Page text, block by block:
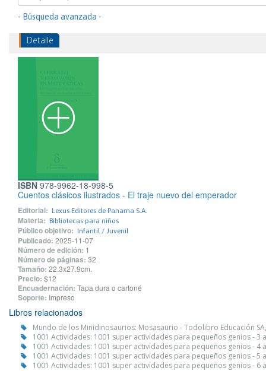
- Búsqueda avanzada -
Detalle
ISBN 978-9962-18-998-5
Cuentos clásicos ilustrados - El traje nuevo del emperador
Editorial: Lexus Editores de Panama S.A.
Materia: Bibliotecas para niños
Público objetivo: Infantil / Juvenil
Publicado: 2025-11-07
Número de edición: 1
Número de páginas: 32
Tamaño: 22.3x27.9cm.
Precio: $12
Encuadernación: Tapa dura o cartoné
Soporte: Impreso
Libros relacionados
Mundo de los Minidinosaurios: Mosasaurio - Todolibro Educación
1001 Actividades: 1001 super actividades para pequeños genios - 3
1001 Actividades: 1001 super actividades para pequeños genios - 4
1001 Actividades: 1001 super actividades para pequeños genios - 5
1001 Actividades: 1001 super actividades para pequeños genios - 6